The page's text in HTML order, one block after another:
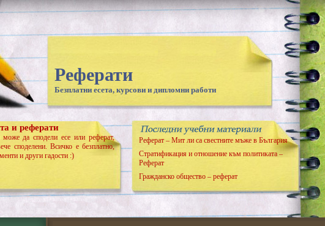
Реферати
Безплатни есета, курсови и дипломни работи
и реферати
да сподели есе или реферат,
споделени. Всичко е безплатно,
и други гадости :)
Реферат – Мит ли са свестните мъже в България
Стратификация и отношение към политиката –
Реферат
Гражданско общество – реферат